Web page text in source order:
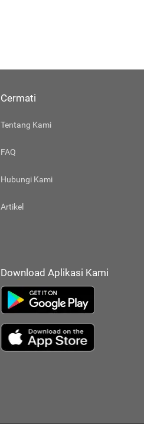
Cermati
Tentang Kami
FAQ
Hubungi Kami
Artikel
Download Aplikasi Kami